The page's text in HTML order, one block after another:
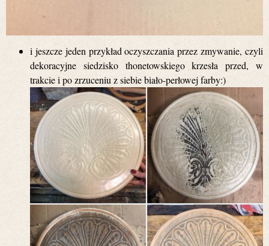
i jeszcze jeden przykład oczyszczania przez zmywanie, czyli
dekoracyjne siedzisko thonetowskiego krzesła przed, w
trakcie i po zrzuceniu z siebie biało-perłowej farby:)